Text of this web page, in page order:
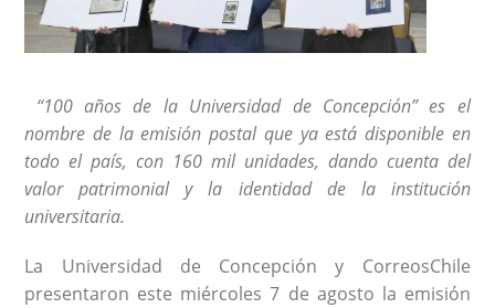
“100 años de la Universidad de Concepción” es el
nombre de la emisión postal que ya está disponible en
todo el país, con 160 mil unidades, dando cuenta del
valor patrimonial y la identidad de la institución
universitaria.
La Universidad de Concepción y CorreosChile
presentaron este miércoles 7 de agosto la emisión